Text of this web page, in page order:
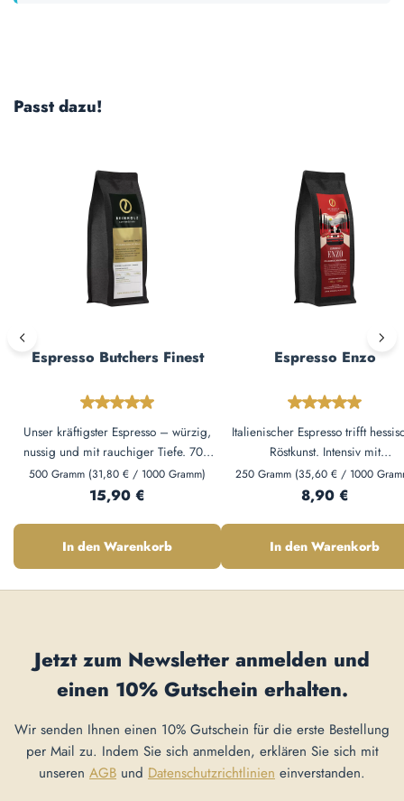
Produktgalerie überspringen
Passt dazu!
Espresso Butchers Finest
Durchschnittliche Bewertung von 4.89 von 5
Unser kräftigster Espresso – würzig,
nussig und mit rauchiger Tiefe. 70%
Arabica, 30% Robusta. Perfekt für
Siebträger, Herdkännchen und
500 Gramm (31,80 € / 1000 Gramm)
Regulärer Preis:
15,90 €
In den Warenkorb
Espresso Enzo
Italienischer Espresso trifft
Röstkunst. Intensiv mit
Zartbitterschokolade und
Crema – 70% Arabica, 30%
250 Gramm (35,60 € / 1000
Regulärer Preis:
8,90 €
In den Warenkorb
Jetzt zum Newsletter anmelden und
einen 10% Gutschein erhalten.
Wir senden Ihnen einen 10% Gutschein für die erste Bestellung
per Mail zu. Indem Sie sich anmelden, erklären Sie sich mit
unseren AGB und Datenschutzrichtlinien einverstanden.